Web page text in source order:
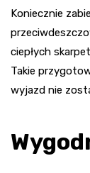
Koniecznie
ciepłych
Takie
wyjazd nie